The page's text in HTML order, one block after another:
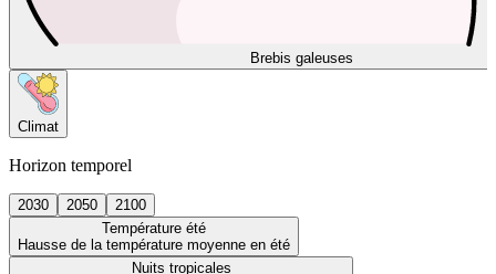
Brebis galeuses
Climat
Horizon temporel
2030 2050
2100
Température été
Hausse de la température moyenne en été
Nuits tropicales